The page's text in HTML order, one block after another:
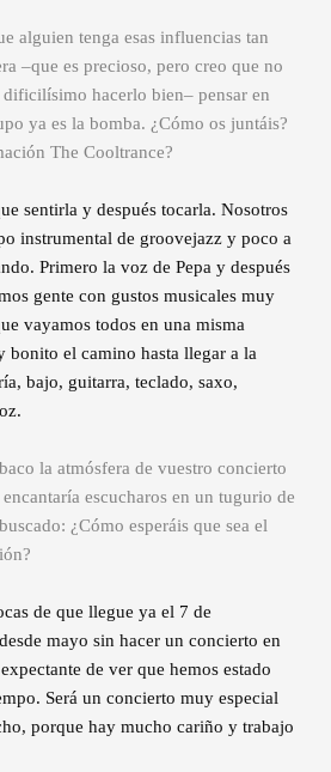
alguien tenga esas influencias tan
–que es precioso, pero creo que no
dificilísimo hacerlo bien– pensar en
ya es la bomba. ¿Cómo os juntáis?
The Cooltrance?
sentirla y después tocarla. Nosotros
instrumental de groovejazz y poco a
Primero la voz de Pepa y después
gente con gustos musicales muy
vayamos todos en una misma
bonito el camino hasta llegar a la
bajo, guitarra, teclado, saxo,
la atmósfera de vuestro concierto
escucharos en un tugurio de
¿Cómo esperáis que sea el
de que llegue ya el 7 de
mayo sin hacer un concierto en
de ver que hemos estado
Será un concierto muy especial
porque hay mucho cariño y trabajo